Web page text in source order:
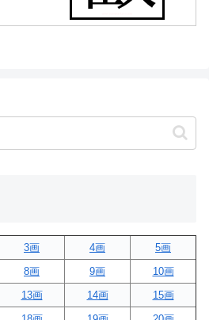
3画 4画
5画
8画 9画
10画
13画 14画
15画